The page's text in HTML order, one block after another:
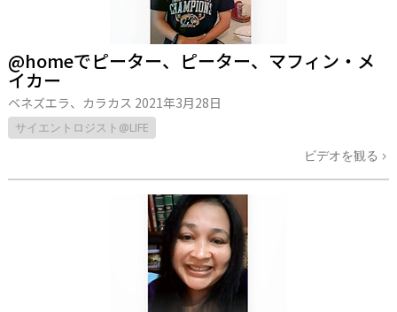
@homeでピーター、ピーター、マフィン・メ
イカー
ベネズエラ、カラカス 2021年3月28日
サイエントロジスト@LIFE
ビデオを観る